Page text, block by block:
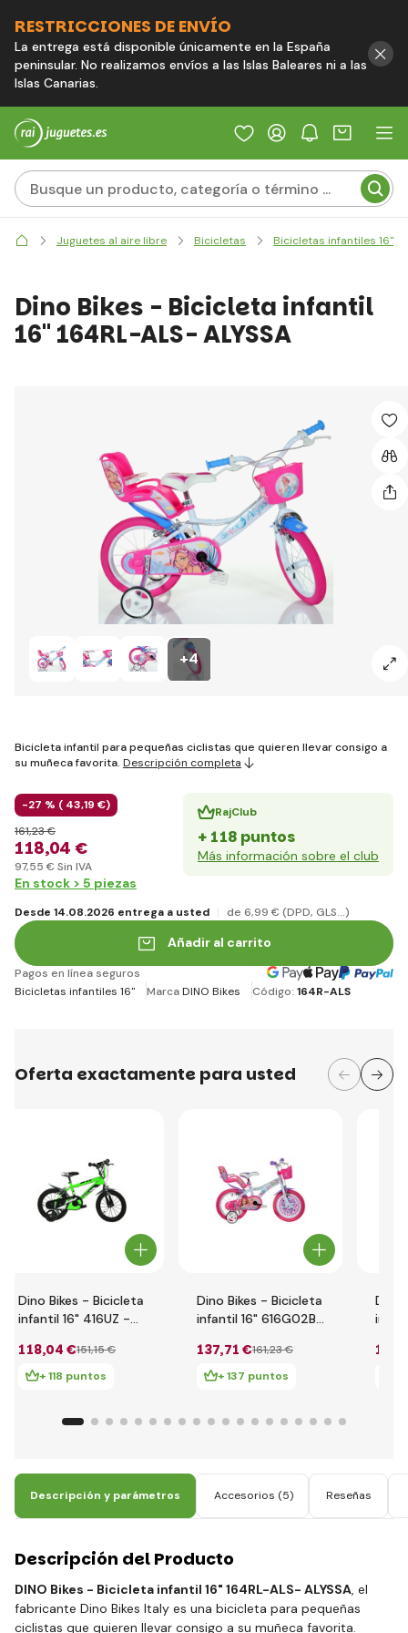
RESTRICCIONES DE ENVÍO
La entrega está disponible únicamente en la España
peninsular. No realizamos envíos a las Islas Baleares ni a las
Islas Canarias.
Juguetes al aire libre Bicicletas Bicicletas infantiles 16"
+4
Dino Bikes - Bicicleta infantil
16" 164RL-ALS- ALYSSA
Bicicleta infantil para pequeñas ciclistas que quieren llevar consigo a
su muñeca favorita. Descripción completa
-27 % ( 43,19 €)
118,04 €
161,23 €
97,55 € Sin IVA
RajClub
+ 118 puntos
Más información sobre el club
En stock > 5 piezas
Desde 14.08.2026 entrega a usted de 6,99 € (DPD, GLS...)
Añadir al carrito
Pagos en línea seguros
Bicicletas infantiles 16"
MarcaDINO Bikes Código: 164R-ALS
Oferta exactamente para usted
Dino Bikes - Bicicleta
infantil 16" 416UZ -
118,04 €151,15 €
+ 118 puntos
Dino Bikes - Bicicleta
infantil 16" 616G02BA
137,71 €161,23 €
+ 137 puntos
Dino
120
Descripción y parámetros Accesorios (5) Reseñas
Descripción del Producto
DINO Bikes - Bicicleta infantil 16" 164RL-ALS- ALYSSA, el
fabricante Dino Bikes Italy es una bicicleta para pequeñas
ciclistas que quieren llevar consigo a su muñeca favorita.